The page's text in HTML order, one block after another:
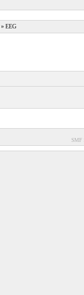
» EEG
SMF